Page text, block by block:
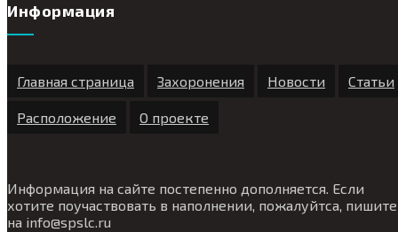
Информация
Главная страница Захоронения Новости Статьи
Расположение О проекте
Информация на сайте постепенно дополняется. Если
хотите поучаствовать в наполнении, пожалуйтса, пишите
на info@spslc.ru